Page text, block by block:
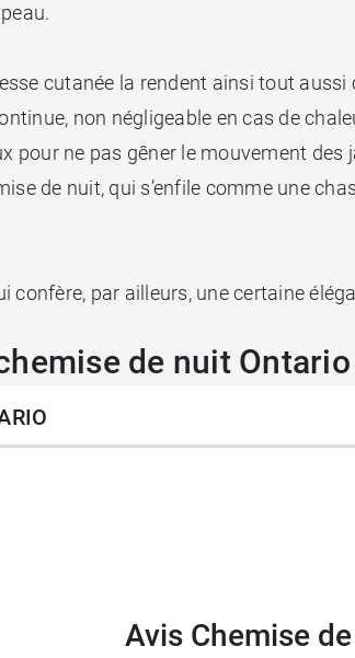
cutanée la rendent ainsi tout
non négligeable en cas de
pour ne pas gêner le mouvement des
de nuit, qui s’enfile comme une
confère, par ailleurs, une certaine
de nuit
l'unité
Avis Chemise